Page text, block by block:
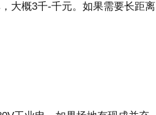
大概3千-千元。如果需要长距离